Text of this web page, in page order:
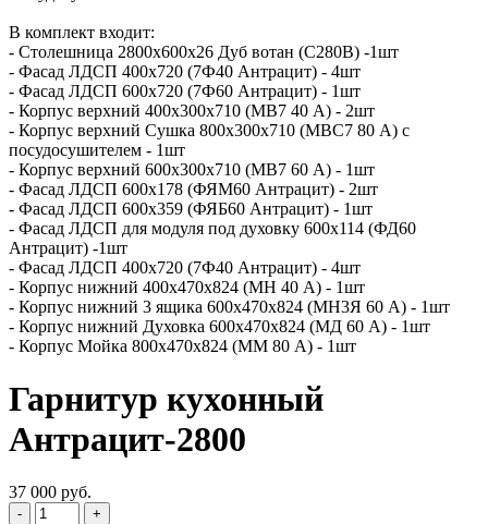
В комплект входит:
- Столешница 2800х600х26 Дуб вотан (С280В) -1шт
- Фасад ЛДСП 400х720 (7Ф40 Антрацит) - 4шт
- Фасад ЛДСП 600х720 (7Ф60 Антрацит) - 1шт
- Корпус верхний 400х300х710 (МВ7 40 А) - 2шт
- Корпус верхний Сушка 800х300х710 (МВС7 80 А) с
посудосушителем - 1шт
- Корпус верхний 600х300х710 (МВ7 60 А) - 1шт
- Фасад ЛДСП 600x178 (ФЯМ60 Антрацит) - 2шт
- Фасад ЛДСП 600x359 (ФЯБ60 Антрацит) - 1шт
- Фасад ЛДСП для модуля под духовку 600x114 (ФД60
Антрацит) -1шт
- Фасад ЛДСП 400х720 (7Ф40 Антрацит) - 4шт
- Корпус нижний 400х470х824 (МН 40 А) - 1шт
- Корпус нижний 3 ящика 600х470х824 (МН3Я 60 А) - 1шт
- Корпус нижний Духовка 600х470х824 (МД 60 А) - 1шт
- Корпус Мойка 800х470х824 (ММ 80 А) - 1шт
Гарнитур кухонный
Антрацит-2800
37 000 руб.
- +